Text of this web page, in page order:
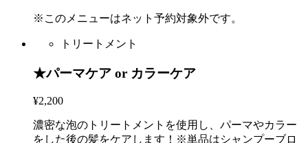
※このメニューはネット予約対象外です。
トリートメント
★パーマケア or カラーケア
¥2,200
濃密な泡のトリートメントを使用し、パーマやカラー
をした後の髪をケアします！※単品はシャンプーブロ